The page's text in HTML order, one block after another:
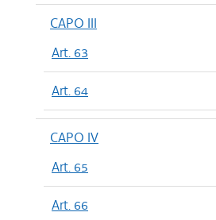
CAPO III
Art. 63
Art. 64
CAPO IV
Art. 65
Art. 66